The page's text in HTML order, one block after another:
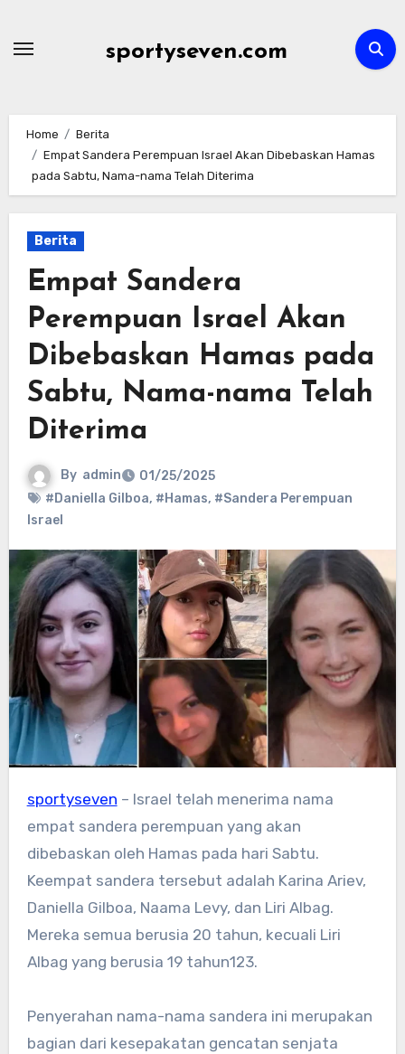
sportyseven.com
Home
Berita
Empat Sandera Perempuan Israel Akan Dibebaskan Hamas
pada Sabtu, Nama-nama Telah Diterima
Berita
Empat Sandera
Perempuan Israel Akan
Dibebaskan Hamas pada
Sabtu, Nama-nama Telah
Diterima
By admin
01/25/2025
#Daniella Gilboa, #Hamas, #Sandera Perempuan
Israel
sportyseven – Israel telah menerima nama
empat sandera perempuan yang akan
dibebaskan oleh Hamas pada hari Sabtu.
Keempat sandera tersebut adalah Karina Ariev,
Daniella Gilboa, Naama Levy, dan Liri Albag.
Mereka semua berusia 20 tahun, kecuali Liri
Albag yang berusia 19 tahun123.
Penyerahan nama-nama sandera ini merupakan
bagian dari kesepakatan gencatan senjata